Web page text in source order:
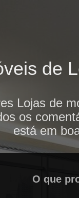
de
Lojas de
os
está em
O que